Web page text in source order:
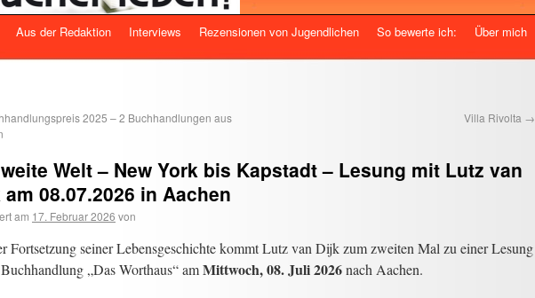
Aus der Redaktion Interviews Rezensionen von Jugendlichen So bewerte ich: Über mich
2025 – 2 Buchhandlungen aus
Villa Rivolta →
Welt – New York bis Kapstadt – Lesung mit Lutz van
am 08.07.2026 in Aachen
am 17. Februar 2026 von
Fortsetzung seiner Lebensgeschichte kommt Lutz van Dijk zum zweiten Mal zu einer Lesung
„Das Worthaus“ amMittwoch, 08. Juli 2026nach Aachen.